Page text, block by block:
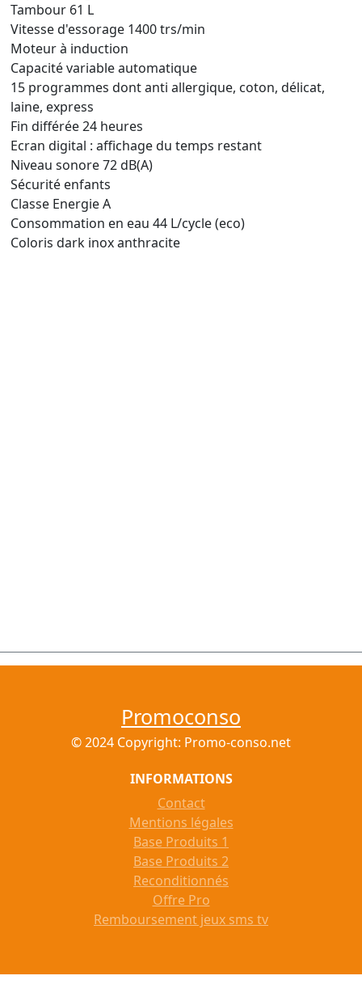
Tambour 61 L
Vitesse d'essorage 1400 trs/min
Moteur à induction
Capacité variable automatique
15 programmes dont anti allergique, coton, délicat,
laine, express
Fin différée 24 heures
Ecran digital : affichage du temps restant
Niveau sonore 72 dB(A)
Sécurité enfants
Classe Energie A
Consommation en eau 44 L/cycle (eco)
Coloris dark inox anthracite
Promoconso
© 2024 Copyright: Promo-conso.net
INFORMATIONS
Contact
Mentions légales
Base Produits 1
Base Produits 2
Reconditionnés
Offre Pro
Remboursement jeux sms tv